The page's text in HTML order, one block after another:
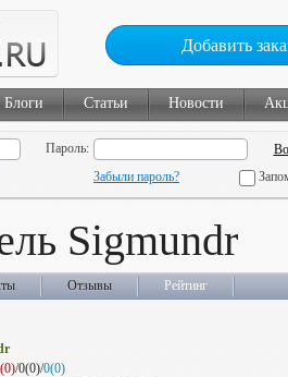
Добавить
Блоги Статьи Новости
Пароль:
Забыли пароль?
Sigmundr
Отзывы Рейтинг
/0(0)/0(0)